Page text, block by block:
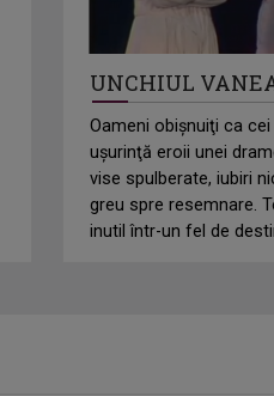
UNCHIUL
Oameni obişnuiţi ca cei
uşurinţă eroii unei
vise spulberate, iubiri
greu spre resemnare.
inutil într-un fel de